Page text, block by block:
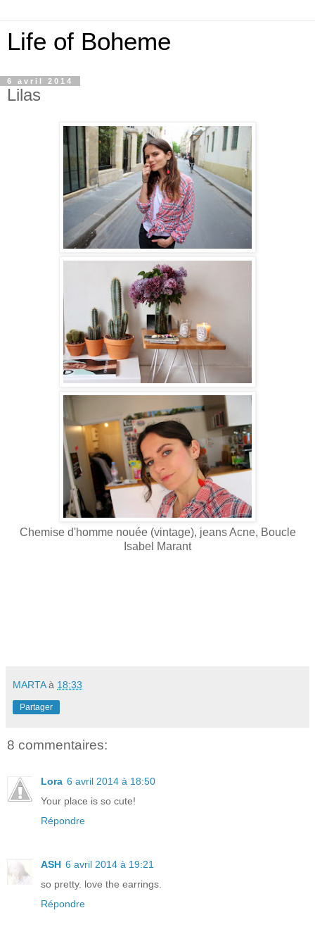
Life of Boheme
6 avril 2014
Lilas
Chemise d'homme nouée (vintage), jeans Acne, Boucle
Isabel Marant
MARTA à 18:33
Partager
8 commentaires:
Lora 6 avril 2014 à 18:50
Your place is so cute!
Répondre
ASH 6 avril 2014 à 19:21
so pretty. love the earrings.
Répondre